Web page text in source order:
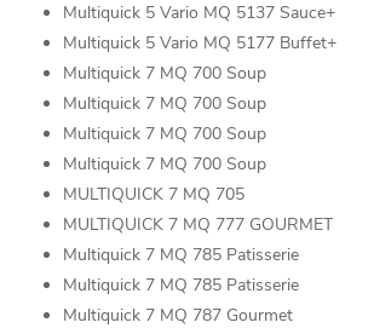
Multiquick 5 Vario MQ 5137 Sauce+
Multiquick 5 Vario MQ 5177 Buffet+
Multiquick 7 MQ 700 Soup
Multiquick 7 MQ 700 Soup
Multiquick 7 MQ 700 Soup
Multiquick 7 MQ 700 Soup
MULTIQUICK 7 MQ 705
MULTIQUICK 7 MQ 777 GOURMET
Multiquick 7 MQ 785 Patisserie
Multiquick 7 MQ 785 Patisserie
Multiquick 7 MQ 787 Gourmet